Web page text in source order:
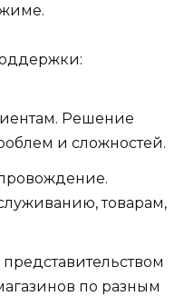
Решение
и сложностей.
товарам,
по разным